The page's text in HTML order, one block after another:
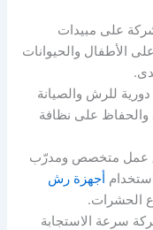
على مبيدات
الأطفال والحيوانات
للرش والصيانة
على نظافة
عمل متخصص ومدرّب
أجهزة رش
الحشرات.
سرعة الاستجابة